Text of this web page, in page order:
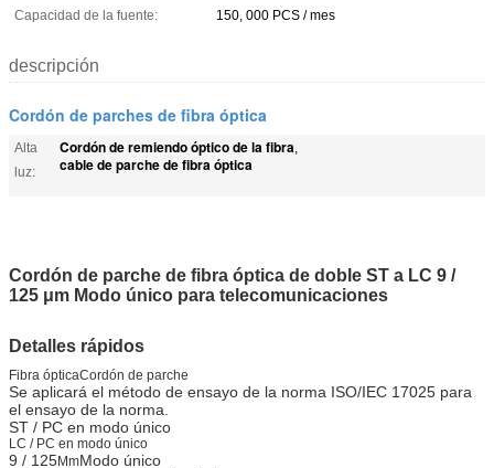
Capacidad de la fuente:
150, 000 PCS / mes
descripción
Cordón de parches de fibra óptica
Alta
luz:
Cordón de remiendo óptico de la fibra,
cable de parche de fibra óptica
Cordón de parche de fibra óptica de doble ST a LC 9 /
125 μm Modo único para telecomunicaciones
Detalles rápidos
Fibra ópticaCordón de parche
Se aplicará el método de ensayo de la norma ISO/IEC 17025 para
el ensayo de la norma.
ST / PC en modo único
LC / PC en modo único
9 / 125MmModo único